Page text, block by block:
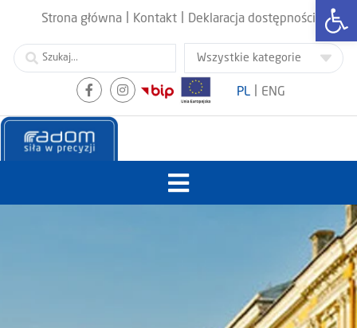
Strona główna Kontakt Deklaracja dostępności
PL ENG